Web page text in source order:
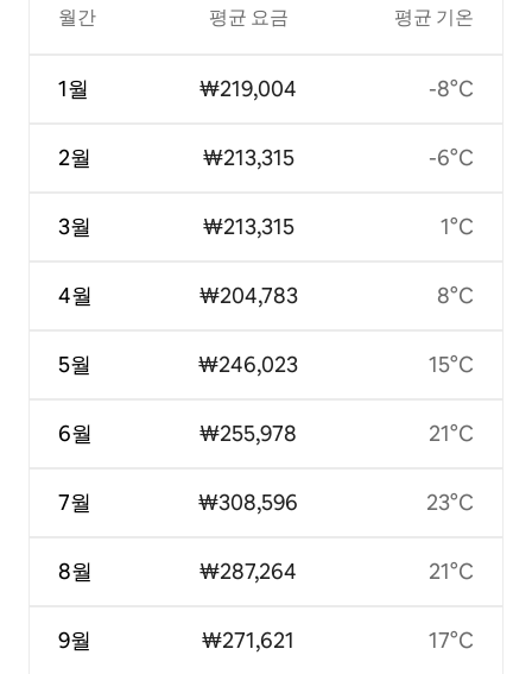
월간
1월
2월
3월
4월
5월
6월
7월
8월
9월
평균 요금
₩219,004
₩213,315
₩213,315
₩204,783
₩246,023
₩255,978
₩308,596
₩287,264
₩271,621
평균 기온
-8°C
-6°C
1°C
8°C
15°C
21°C
23°C
21°C
17°C